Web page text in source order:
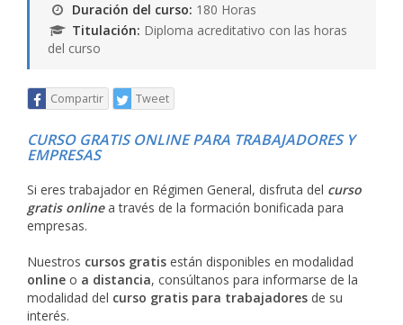
Duración del curso: 180 Horas
Titulación: Diploma acreditativo con las horas
del curso
Compartir Tweet
CURSO GRATIS ONLINE PARA TRABAJADORES Y
EMPRESAS
Si eres trabajador en Régimen General, disfruta del curso
gratis onlinea través de la formación bonificada para
empresas.
Nuestros cursos gratis están disponibles en modalidad
online o a distancia, consúltanos para informarse de la
modalidad del curso gratis para trabajadores de su
interés.